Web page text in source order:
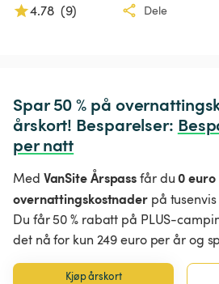
4.78 (9) Dele
Spar 50 % på
årskort! Besparelser:
per natt
Med VanSite Årspassfår du0 euro
overnattingskostnaderpå
Du får 50 % rabatt på PLUS-
det nå for kun 249 euro per år og
Kjøp årskort